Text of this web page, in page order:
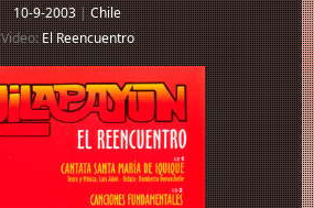
10-9-2003|Chile
Video:El Reencuentro